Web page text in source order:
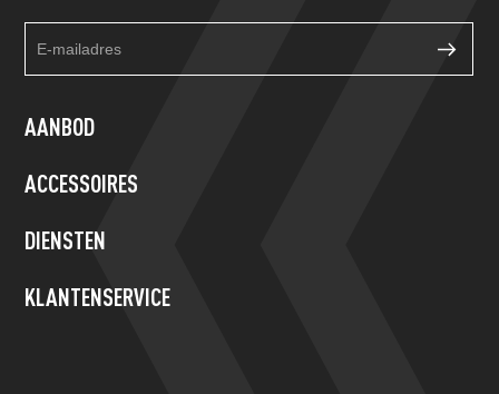
footer
human,
leave
field
AANBOD
ACCESSOIRES
DIENSTEN
KLANTENSERVICE